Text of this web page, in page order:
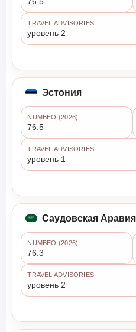
TRAVEL ADVISORIES
уровень 2
Эстония
NUMBEO (2026)
76.5
TRAVEL ADVISORIES
уровень 1
Саудовская Аравия
NUMBEO (2026)
76.3
TRAVEL ADVISORIES
уровень 2